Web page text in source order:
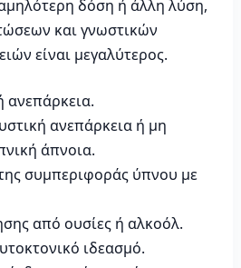
δόση ή άλλη λύση,
και γνωστικών
είναι μεγαλύτερος.
ανεπάρκεια.
ανεπάρκεια ή μη
άπνοια.
συμπεριφοράς ύπνου με
από ουσίες ή αλκοόλ.
ιδεασμό.